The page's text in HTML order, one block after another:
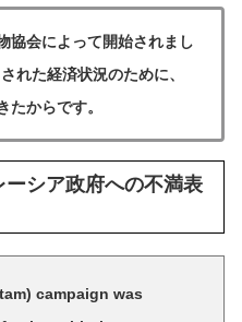
協会によって開始されまし
れた経済状況のために、
たからです。
シア政府への不満表
campaign was